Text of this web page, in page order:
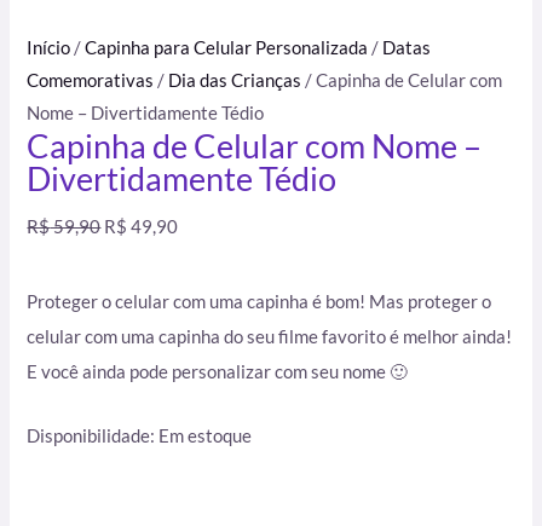
Início /Capinha para Celular Personalizada / Datas
Comemorativas / Dia das Crianças / Capinha de Celular com
Nome – Divertidamente Tédio
Capinha de Celular com Nome –
Divertidamente Tédio
R$59,90 R$ 49,90
Proteger o celular com uma capinha é bom! Mas proteger o
celular com uma capinha do seu filme favorito é melhor ainda!
E você ainda pode personalizar com seu nome 🙂
Disponibilidade: Em estoque